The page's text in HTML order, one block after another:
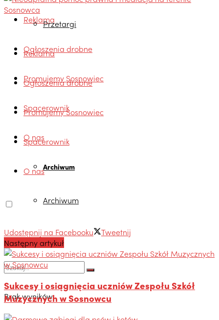
Reklama
Ogłoszenia drobne
Promujemy Sosnowiec
Spacerownik
O nas
Archiwum
Przetargi
Reklama
Ogłoszenia drobne
Promujemy Sosnowiec
Spacerownik
O nas
Archiwum
Brak wyników
Udostępnij na Facebooku
Tweetnij
Następny artykuł
Sukcesy i osiągnięcia uczniów Zespołu Szkół
Muzycznych w Sosnowcu